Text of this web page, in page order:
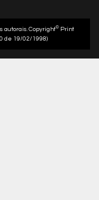
autorais. Copyright© Print
de 19/02/1998)